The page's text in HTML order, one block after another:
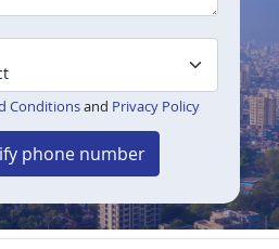
Conditionsand Privacy Policy
phone number